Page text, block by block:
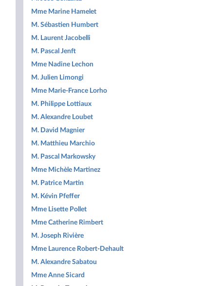
Mme Marine Hamelet
M. Sébastien Humbert
M. Laurent Jacobelli
M. Pascal Jenft
Mme Nadine Lechon
M. Julien Limongi
Mme Marie-France Lorho
M. Philippe Lottiaux
M. Alexandre Loubet
M. David Magnier
M. Matthieu Marchio
M. Pascal Markowsky
Mme Michèle Martinez
M. Patrice Martin
M. Kévin Pfeffer
Mme Lisette Pollet
Mme Catherine Rimbert
M. Joseph Rivière
Mme Laurence Robert-Dehault
M. Alexandre Sabatou
Mme Anne Sicard